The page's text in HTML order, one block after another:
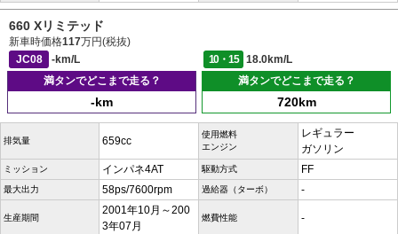
660 Xリミテッド
新車時価格117万円(税抜)
JC08
-km/L 10・15
18.0km/L
満タンでどこまで走る？
-km
満タンでどこまで走る？
720km
排気量 659cc
使用燃料
エンジン
レギュラー
ガソリン
ミッション インパネ4AT 駆動方式 FF
最大出力 58ps/7600rpm 過給器（ターボ） -
生産期間
2001年10月～200
3年07月
燃費性能 -